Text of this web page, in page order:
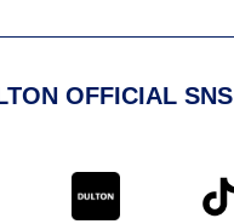
OFFICIAL SNS